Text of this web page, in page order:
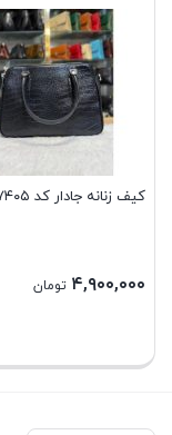
کیف زنانه جادار کد ۷۴۰۵
۴,۹۰۰,۰۰۰ تومان